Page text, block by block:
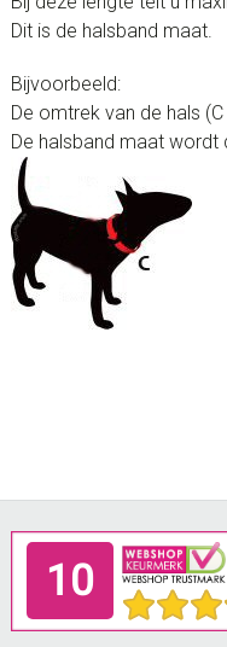
Dit is de halsband maat.
Bijvoorbeeld:
De omtrek van de hals
De halsband maat wordt
Footer